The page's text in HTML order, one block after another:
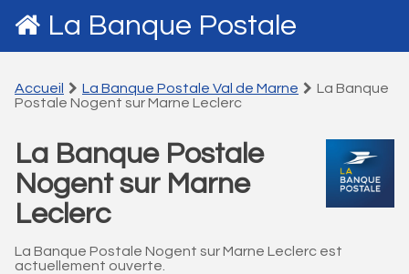
La Banque Postale
Accueil La Banque Postale Val de Marne
La Banque
Postale Nogent sur Marne Leclerc
La Banque Postale
Nogent sur Marne
Leclerc
La Banque Postale Nogent sur Marne Leclerc est
actuellement ouverte.